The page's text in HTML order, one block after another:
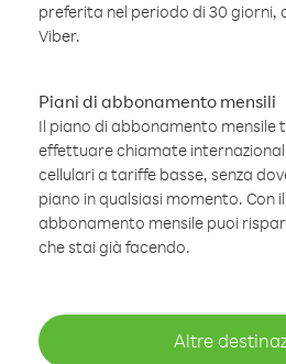
preferita nel periodo di 30 giorni,
Viber.
Piani di abbonamento mensili
Il piano di abbonamento mensile
effettuare chiamate
cellulari a tariffe basse, senza
piano in qualsiasi momento. Con
abbonamento mensile puoi
che stai già facendo.
Altre